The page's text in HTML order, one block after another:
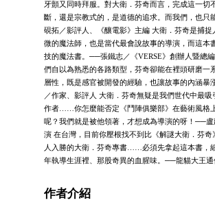
牙顫又同時拜服。對大衛．芬奇而言，完成這一切
斷，還是宗教式的，是道德的追求。而我們，也只
硯拓／影評人、《釀電影》主編 大衛．芬奇是捕捉
微的魔法師，也是當代最會說故事的導演，而這本
技的魔法書。──張鐵志／《VERSE》創辦人暨總
們自以為熟悉的各路類型，芬奇卻能在裡頭研磨一
層性，既是感官被開發的經驗，也讓故事的內涵暴
／作家、影評人 大衛．芬奇無疑是我們世代中最吸
作者……你怎麼能否定《鬥陣俱樂部》在藝術風格
呢？我們就是被他領著，才想成為導演的呀！──
演 在台灣，目前你壓根找不到比《解謎大衛．芬奇
人入勝的大衛．芬奇專書……必須先拿起這本書，
年執導生涯裡、那股奇異的血腥味。──龍貓大王通
作者介紹